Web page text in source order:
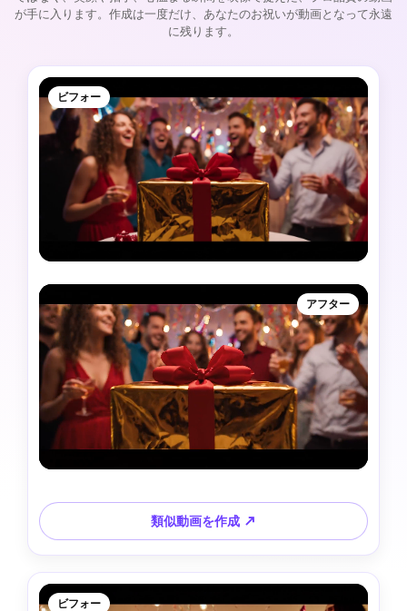
が手に入ります。作成は一度だけ、あなたのお祝いが動画となって永遠
に残ります。
ビフォー
アフター
類似動画を作成 ↗
ビフォー